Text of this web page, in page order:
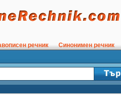
речник Синонимен речник